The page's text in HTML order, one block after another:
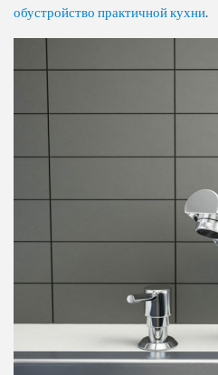
обустройство практичной кухни.